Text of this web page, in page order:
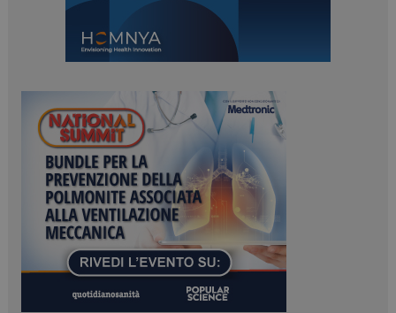
ARRAffinitySameSite
Microsoft Corporation
.www.dailyhealthindustry.it